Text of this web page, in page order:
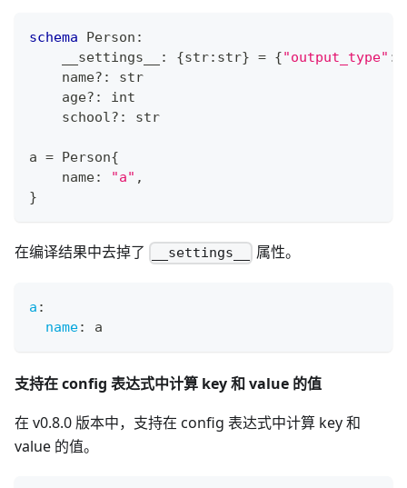
schema Person :
    __settings__
: {str: str} = {"output_type" :
    name
? :
str
    age
? :
int
    school
? : str
a = Person{
    name
: "a" ,
}
在编译结果中去掉了 __settings__ 属性。
a :
name: a
支持在 config 表达式中计算 key 和 value 的值
在 v0.8.0 版本中，支持在 config 表达式中计算 key 和
value 的值。